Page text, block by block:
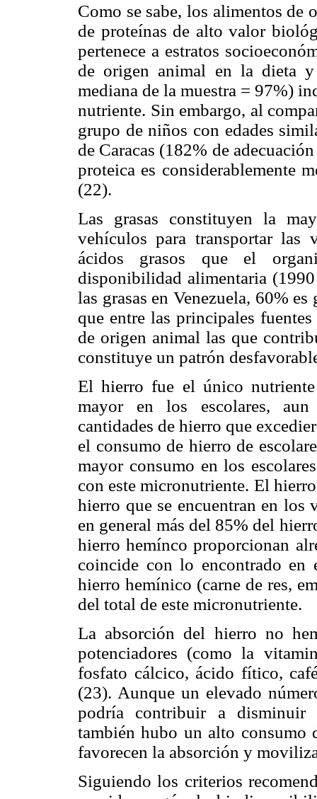
Como se sabe, los alimentos de
de proteínas de alto valor
pertenece a estratos
de origen animal en la dieta y
mediana de la muestra = 97%)
nutriente. Sin embargo, al
grupo de niños con edades
de Caracas (182% de
proteica es considerablemente
(22).
Las grasas constituyen la
vehículos para transportar las
ácidos grasos que el
disponibilidad alimentaria
las grasas en Venezuela, 60%
que entre las principales
de origen animal las que
constituye un patrón
El hierro fue el único
mayor en los escolares, aun
cantidades de hierro que
el consumo de hierro de
mayor consumo en los
con este micronutriente. El
hierro que se encuentran en los
en general más del 85% del
hierro hemínco proporcionan
coincide con lo encontrado en
hierro hemínico (carne de res,
del total de este micronutriente.
La absorción del hierro no
potenciadores (como la
fosfato cálcico, ácido fítico,
(23). Aunque un elevado
podría contribuir a disminuir
también hubo un alto
favorecen la absorción y
Siguiendo los criterios